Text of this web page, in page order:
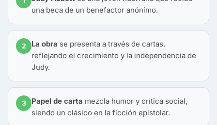
una beca de un benefactor anónimo.
2 La obra se presenta a través de cartas,
reflejando el crecimiento y la independencia de
Judy.
3 Papel de carta mezcla humor y crítica social,
siendo un clásico en la ficción epistolar.